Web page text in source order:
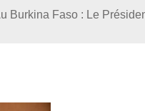
Burkina Faso : Le